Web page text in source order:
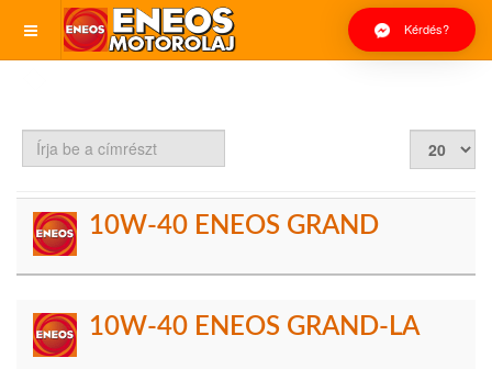
Kérdés?
Írja
a
10W-40 ENEOS GRAND
10W-40 ENEOS GRAND-LA